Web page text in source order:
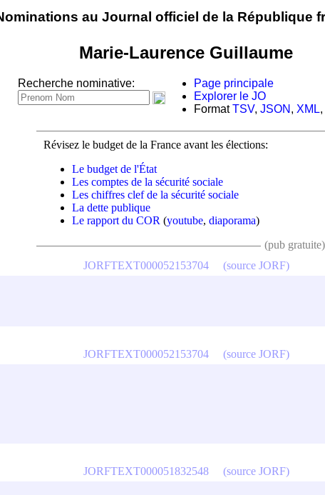
au Journal officiel de la République
Marie-Laurence Guillaume
Recherche nominative:
Page principale
Explorer le JO
FormatTSV, JSON , XML,
Révisez le budget de la France avant les élections:
Le budget de l'État
Les comptes de la sécurité sociale
Les chiffres clef de la sécurité sociale
La dette publique
Le rapport du COR (youtube, diaporama)
(pub gratuite)
JORFTEXT000052153704 (source JORF)
JORFTEXT000052153704 (source JORF)
JORFTEXT000051832548 (source JORF)